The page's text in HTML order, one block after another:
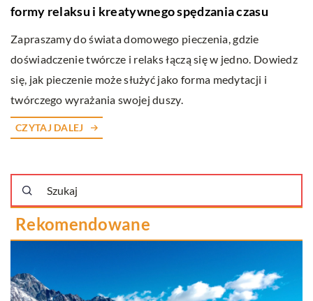
formy relaksu i kreatywnego spędzania czasu
Zapraszamy do świata domowego pieczenia, gdzie
doświadczenie twórcze i relaks łączą się w jedno. Dowiedz
się, jak pieczenie może służyć jako forma medytacji i
twórczego wyrażania swojej duszy.
CZYTAJ DALEJ
Rekomendowane